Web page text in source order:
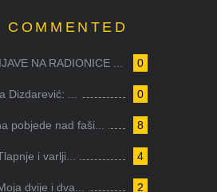
COMMENTED
0
NA RADIONICE ...
0
Dizdarević: ...
8
pobjede nad faši...
4
i varlji...
2
dvije i dva...